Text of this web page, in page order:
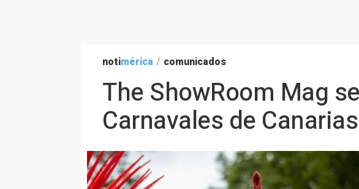
notimérica / comunicados
The ShowRoom Mag
Carnavales de